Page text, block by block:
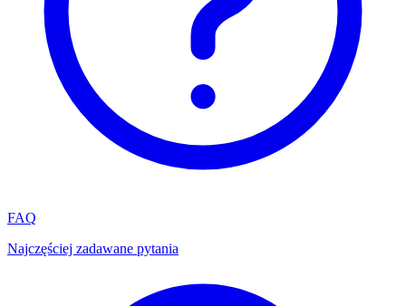
FAQ
Najczęściej zadawane pytania